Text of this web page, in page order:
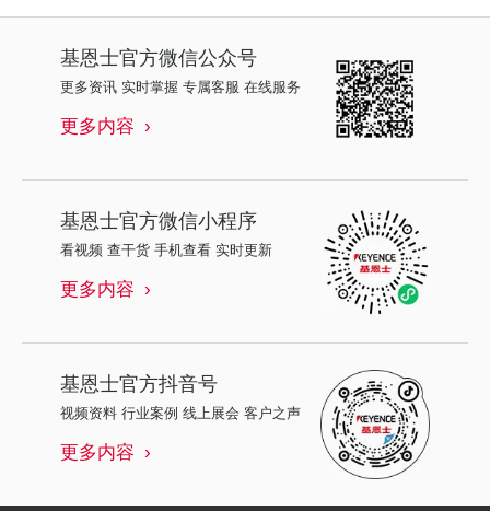
基恩士官方微信公众号
更多资讯 实时掌握 专属客服 在线服务
更多内容
基恩士官方微信小程序
看视频 查干货 手机查看 实时更新
更多内容
基恩士官方抖音号
视频资料 行业案例 线上展会 客户之声
更多内容